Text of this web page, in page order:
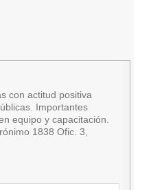
con actitud positiva
Importantes
equipo y capacitación.
1838 Ofic. 3,